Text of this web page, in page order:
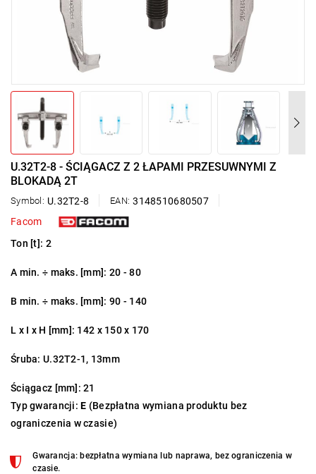
U.32T2-8 - ŚCIĄGACZ Z 2 ŁAPAMI PRZESUWNYMI Z
BLOKADĄ 2T
Symbol: U.32T2-8 EAN: 3148510680507
Facom
Ton [t]: 2
A min. ÷ maks. [mm]: 20 - 80
B min. ÷ maks. [mm]: 90 - 140
L x I x H [mm]: 142 x 150x 170
Śruba: U.32T2-1, 13mm
Ściągacz [mm]: 21
Typ gwarancji:E (Bezpłatna wymiana produktu bez
ograniczenia w czasie)
Gwarancja: bezpłatna wymiana lub naprawa, bez ograniczenia w
czasie.